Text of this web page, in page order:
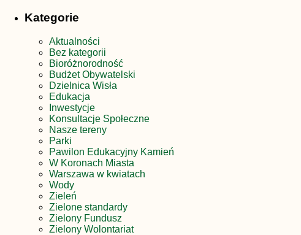
Kategorie
Aktualności
Bez kategorii
Bioróżnorodność
Budżet Obywatelski
Dzielnica Wisła
Edukacja
Inwestycje
Konsultacje Społeczne
Nasze tereny
Parki
Pawilon Edukacyjny Kamień
W Koronach Miasta
Warszawa w kwiatach
Wody
Zieleń
Zielone standardy
Zielony Fundusz
Zielony Wolontariat